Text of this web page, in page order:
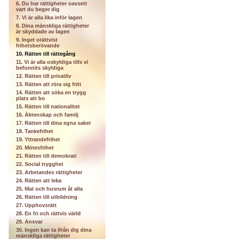
6. Du har rättigheter oavsett
vart du beger dig
7. Vi är alla lika inför lagen
8. Dina mänskliga rättigheter
är skyddade av lagen
9. Inget orättvist
frihetsberövande
10. Rätten till rättegång
11. Vi är alla oskyldiga tills vi
befunnits skyldiga
12. Rätten till privatliv
13. Rätten att röra sig fritt
14. Rätten att söka en trygg
plats att bo
15. Rätten till nationalitet
16. Äktenskap och familj
17. Rätten till dina egna saker
18. Tankefrihet
19. Yttrandefrihet
20. Mötesfrihet
21. Rätten till demokrati
22. Social trygghet
23. Arbetandes rättigheter
24. Rätten att leka
25. Mat och husrum åt alla
26. Rätten till utbildning
27. Upphovsrätt
28. En fri och rättvis värld
29. Ansvar
30. Ingen kan ta ifrån dig dina
mänskliga rättigheter